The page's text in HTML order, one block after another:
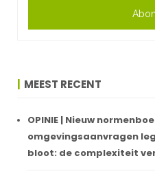
MEEST RECENT
OPINIE | Nieuw
omgevingsaanvragen
bloot: de complexiteit